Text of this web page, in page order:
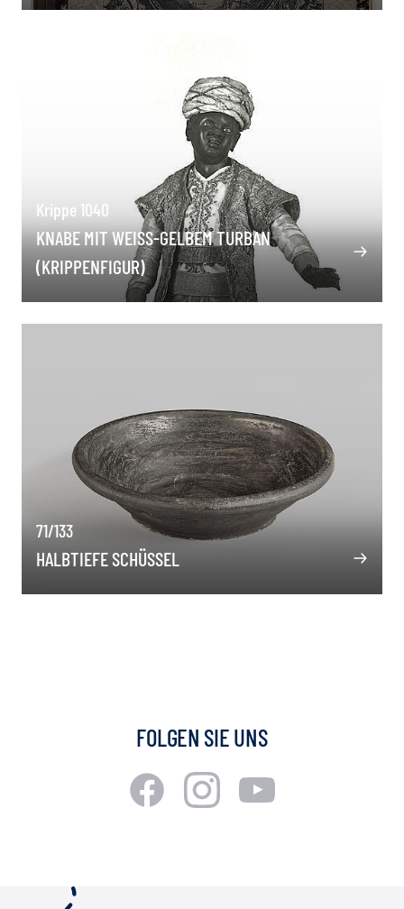
Krippe 1040
KNABE MIT WEISS-GELBEM TURBAN (
KRIPPENFIGUR)
71/133
HALBTIEFE SCHÜSSEL
FOLGEN SIE UNS